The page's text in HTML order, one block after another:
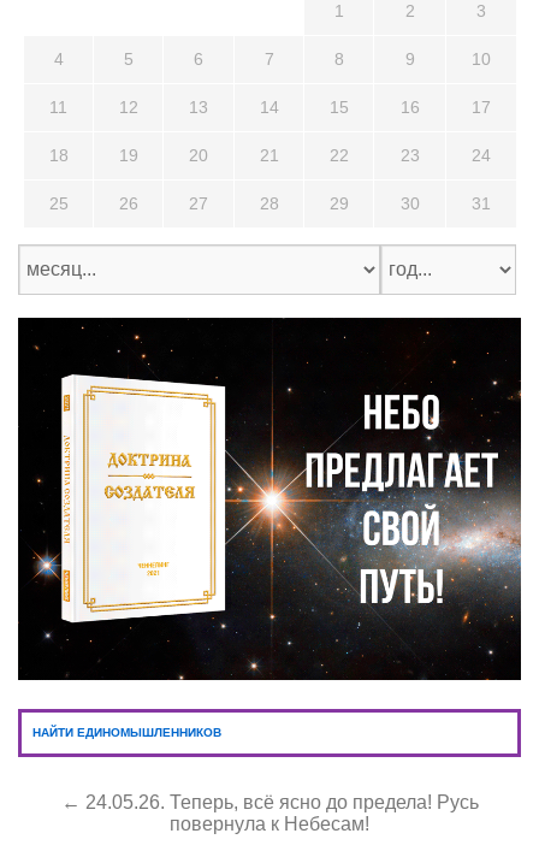
1 2 3
4 5 6 7 8 9 10
11 12 13 14 15 16 17
18 19 20 21 22 23 24
25 26 27 28 29 30 31
НАЙТИ ЕДИНОМЫШЛЕННИКОВ
← 24.05.26. Теперь, всё ясно до предела! Русь
повернула к Небесам!